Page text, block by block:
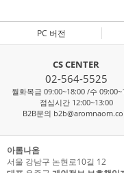
PC 버전
CS CENTER
02-564-5525
월화목금 09:00~18:00 /수
점심시간 12:00~13:00
B2B문의
아롬나옴
서울 강남구 논현로10길 12